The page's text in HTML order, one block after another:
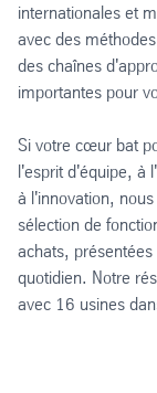
internationales et
avec des
des chaînes
importantes pour
Si votre cœur bat
l'esprit d'équipe, à
à l'innovation,
sélection de
achats,
quotidien. Notre
avec 16 usines